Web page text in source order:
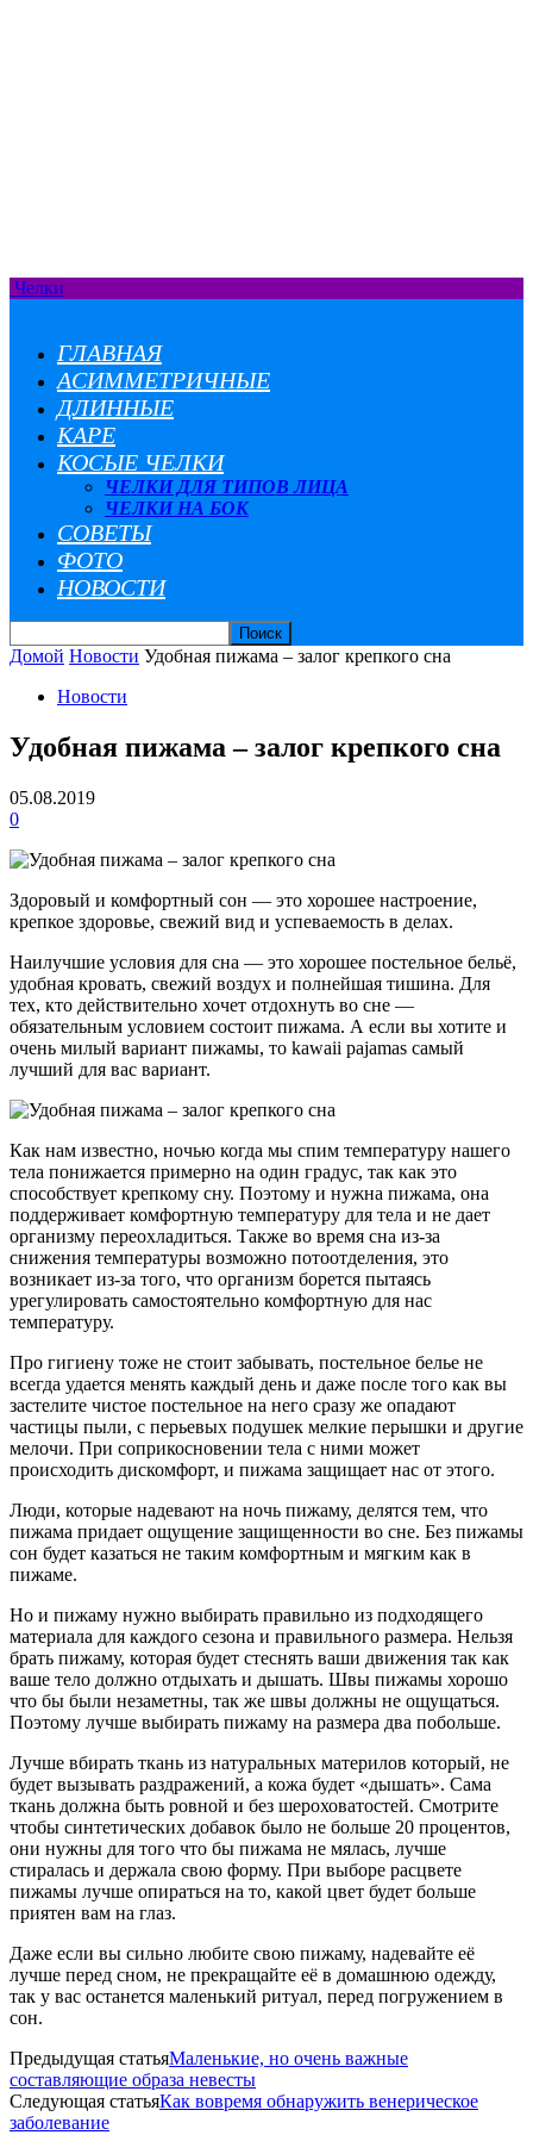
Челки
ГЛАВНАЯ
АСИММЕТРИЧНЫЕ
ДЛИННЫЕ
КАРЕ
КОСЫЕ ЧЕЛКИ
ЧЕЛКИ ДЛЯ ТИПОВ ЛИЦА
ЧЕЛКИ НА БОК
СОВЕТЫ
ФОТО
НОВОСТИ
Домой Новости Удобная пижама – залог крепкого сна
Новости
Удобная пижама – залог крепкого сна
05.08.2019
0
Здоровый и комфортный сон — это хорошее настроение,
крепкое здоровье, свежий вид и успеваемость в делах.
Наилучшие условия для сна — это хорошее постельное бельё,
удобная кровать, свежий воздух и полнейшая тишина. Для
тех, кто действительно хочет отдохнуть во сне —
обязательным условием состоит пижама. А если вы хотите и
очень милый вариант пижамы, то kawaii pajamas самый
лучший для вас вариант.
Как нам известно, ночью когда мы спим температуру нашего
тела понижается примерно на один градус, так как это
способствует крепкому сну. Поэтому и нужна пижама, она
поддерживает комфортную температуру для тела и не дает
организму переохладиться. Также во время сна из-за
снижения температуры возможно потоотделения, это
возникает из-за того, что организм борется пытаясь
урегулировать самостоятельно комфортную для нас
температуру.
Про гигиену тоже не стоит забывать, постельное белье не
всегда удается менять каждый день и даже после того как вы
застелите чистое постельное на него сразу же опадают
частицы пыли, с перьевых подушек мелкие перышки и другие
мелочи. При соприкосновении тела с ними может
происходить дискомфорт, и пижама защищает нас от этого.
Люди, которые надевают на ночь пижаму, делятся тем, что
пижама придает ощущение защищенности во сне. Без пижамы
сон будет казаться не таким комфортным и мягким как в
пижаме.
Но и пижаму нужно выбирать правильно из подходящего
материала для каждого сезона и правильного размера. Нельзя
брать пижаму, которая будет стеснять ваши движения так как
ваше тело должно отдыхать и дышать. Швы пижамы хорошо
что бы были незаметны, так же швы должны не ощущаться.
Поэтому лучше выбирать пижаму на размера два побольше.
Лучше вбирать ткань из натуральных материлов который, не
будет вызывать раздражений, а кожа будет «дышать». Сама
ткань должна быть ровной и без шероховатостей. Смотрите
чтобы синтетических добавок было не больше 20 процентов,
они нужны для того что бы пижама не мялась, лучше
стиралась и держала свою форму. При выборе расцвете
пижамы лучше опираться на то, какой цвет будет больше
приятен вам на глаз.
Даже если вы сильно любите свою пижаму, надевайте её
лучше перед сном, не прекращайте её в домашнюю одежду,
так у вас останется маленький ритуал, перед погружением в
сон.
Предыдущая статьяМаленькие, но очень важные
составляющие образа невесты
Следующая статьяКак вовремя обнаружить венерическое
заболевание